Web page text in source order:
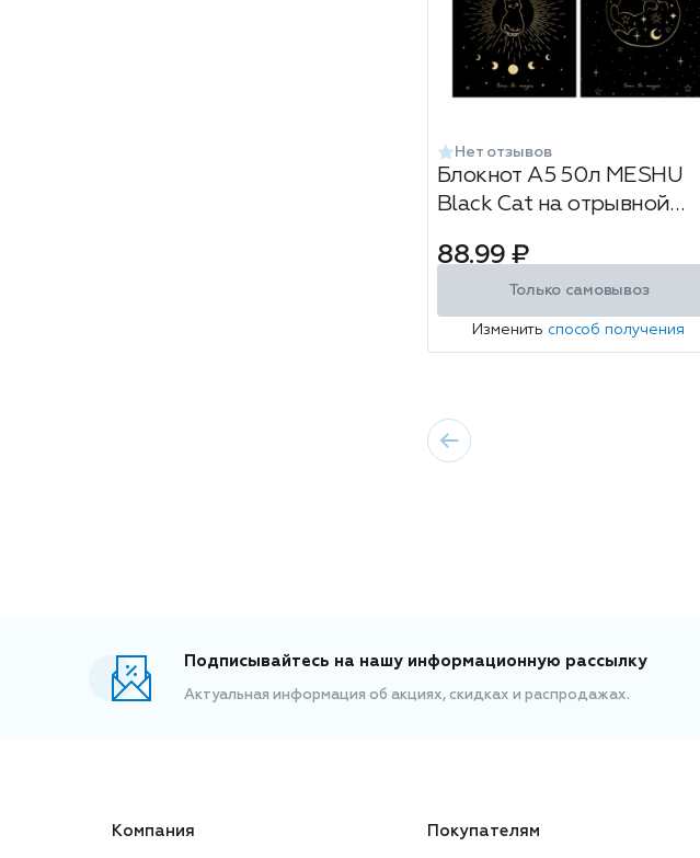
Нет отзывов
Блокнот А5 50л MESHU
Black Cat на отрывной
88.99 ₽
Только самовывоз
Изменить способ получения
Подписывайтесь на нашу информационную рассылку
Актуальная информация об акциях, скидках и распродажах.
Компания Покупателям